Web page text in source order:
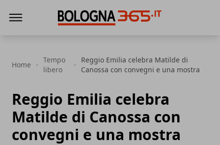
Home
Tempo
libero
Reggio Emilia celebra Matilde di
Canossa con convegni e una mostra
Reggio Emilia celebra
Matilde di Canossa con
convegni e una mostra